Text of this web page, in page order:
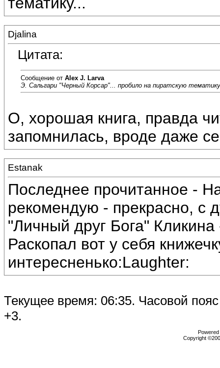
Djalina
Цитата:
Сообщение от Alex J. Larva
Э. Сальгари "Черный Корсар"... пробило на пиратскую
О, хорошая книга, правда
запомнилась, вроде даже
Estanak
Последнее прочитанное -
рекомендую - прекрасно, с
"Личный друг Бога" Кликина
Раскопал вот у себя
интересненько:Laughter:
Текущее время: 06:35. Часовой
+3.
Copyright